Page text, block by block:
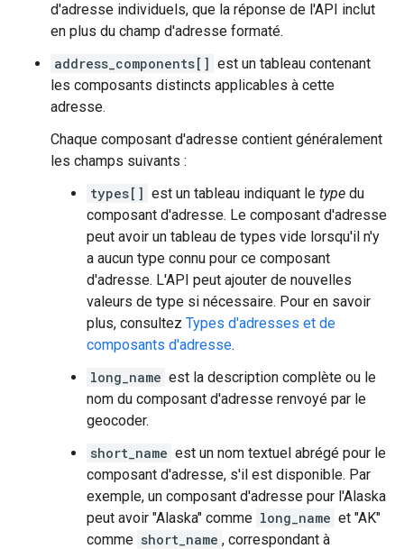
d'adresse individuels, que la réponse de l'API inclut
en plus du champ d'adresse formaté.
address_components[] est un tableau contenant
les composants distincts applicables à cette
adresse.
Chaque composant d'adresse contient généralement
les champs suivants :
types[] est un tableau indiquant le type du
composant d'adresse. Le composant d'adresse
peut avoir un tableau de types vide lorsqu'il n'y
a aucun type connu pour ce composant
d'adresse. L'API peut ajouter de nouvelles
valeurs de type si nécessaire. Pour en savoir
plus, consultez Types d'adresses et de
composants d'adresse.
long_name est la description complète ou le
nom du composant d'adresse renvoyé par le
geocoder.
short_name est un nom textuel abrégé pour le
composant d'adresse, s'il est disponible. Par
exemple, un composant d'adresse pour l'Alaska
peut avoir "Alaska" comme long_name et "AK"
comme short_name , correspondant à